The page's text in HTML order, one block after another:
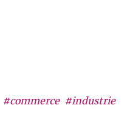
#commerce #industrie